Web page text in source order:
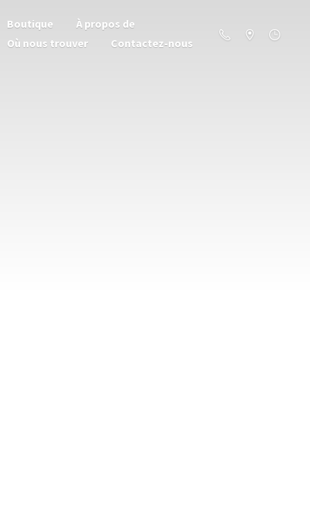
Boutique
À propos de
Où nous trouver
Contactez-nous